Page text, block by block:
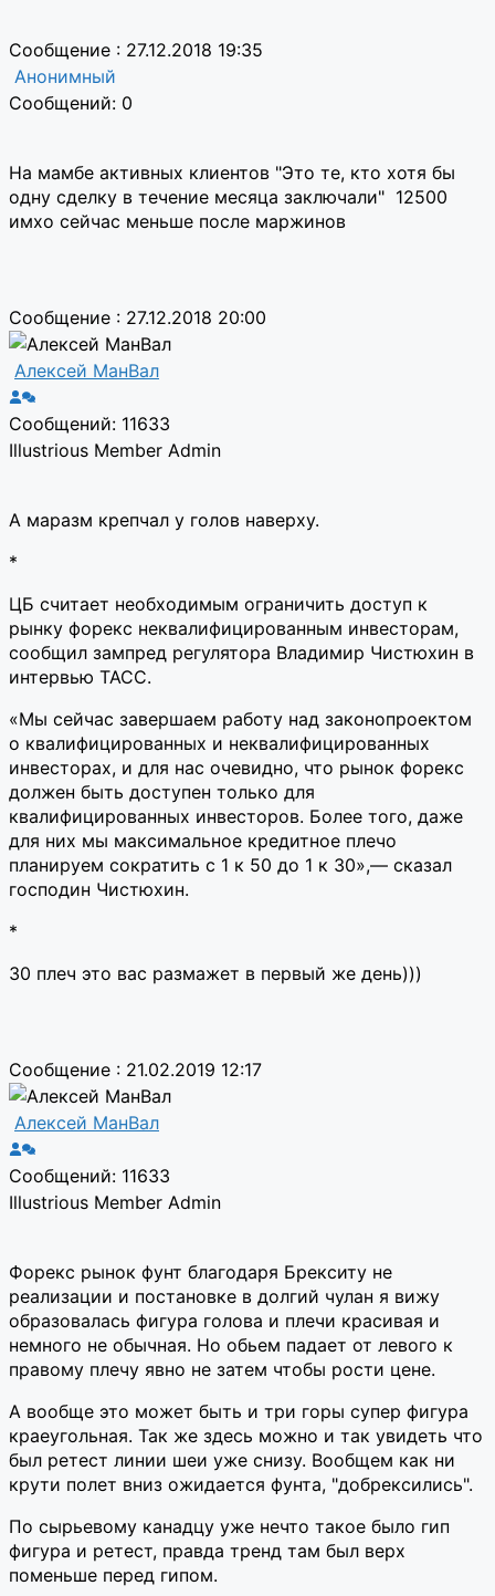
Сообщение : 27.12.2018 19:35
Анонимный
Сообщений: 0
На мамбе активных клиентов "Это те, кто хотя бы
одну сделку в течение месяца заключали" 12500
имхо сейчас меньше после маржинов
Сообщение : 27.12.2018 20:00
Алексей МанВал
Сообщений: 11633
Illustrious Member Admin
А маразм крепчал у голов наверху.
*
ЦБ считает необходимым ограничить доступ к
рынку форекс неквалифицированным инвесторам,
сообщил зампред регулятора Владимир Чистюхин в
интервью ТАСС.
«Мы сейчас завершаем работу над законопроектом
о квалифицированных и неквалифицированных
инвесторах, и для нас очевидно, что рынок форекс
должен быть доступен только для
квалифицированных инвесторов. Более того, даже
для них мы максимальное кредитное плечо
планируем сократить с 1 к 50 до 1 к 30»,— сказал
господин Чистюхин.
*
30 плеч это вас размажет в первый же день)))
Сообщение : 21.02.2019 12:17
Алексей МанВал
Сообщений: 11633
Illustrious Member Admin
Форекс рынок фунт благодаря Брекситу не
реализации и постановке в долгий чулан я вижу
образовалась фигура голова и плечи красивая и
немного не обычная. Но обьем падает от левого к
правому плечу явно не затем чтобы рости цене.
А вообще это может быть и три горы супер фигура
краеугольная. Так же здесь можно и так увидеть что
был ретест линии шеи уже снизу. Вообщем как ни
крути полет вниз ожидается фунта, "добрексились".
По сырьевому канадцу уже нечто такое было гип
фигура и ретест, правда тренд там был верх
поменьше перед гипом.